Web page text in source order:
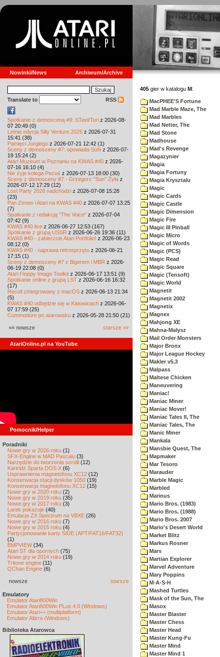
Nowinki/News Archiwum/Archive
Translate to RSS
Spotkanie z demosceną #9: STeel/Tori z 2026-08-
07 20:49 (0)
Letnia edycja Silly Venture 2026 z 2026-07-31
15:41 (38)
Pamięci Jurgiego z 2026-07-21 12:42 (1)
Sceny z demosceny #7: opowiada SuN z 2026-07-
19 15:24 (2)
Atari Muzeum w Poznaniu na KWAS #40 z 2026-
07-16 16:10 (4)
Nie żyje kolega Pecuś z 2026-07-13 18:00 (30)
Sceny z demosceny #7 - Grzegorz "Sun" Żyła z
2026-07-12 17:29 (12)
Lost Party 2026 nadchodzi z 2026-07-08 15:28
(23)
Pan Zenon i Atari na KWAS #40 z 2026-07-07 13:25
(7)
Spotkanie z redakcją "The Voice" z 2026-07-04
07:42 (9)
KWAS #40 live z 2026-06-27 12:53 (167)
Spotkanie z grupą USSR z 2026-06-26 19:36 (11)
KWAS #40 - zabierzcie Atari Portfolio! z 2026-06-23
08:12 (0)
KWAS #40 - naprawa retrosprzętu z 2026-06-21
17:15 (1)
Sceny z demosceny #7 z Bigerem i MBR z 2026-
06-19 22:08 (0)
Atari Floppy Image Toolkit z 2026-06-17 13:51 (9)
Spotkanie online z grupą LST z 2026-06-16 16:32
(17)
Recoil zintegrowany z macOS z 2026-06-13 21:34
(5)
KWAS #40 odbędzie się w Katowicach z 2026-06-
07 17:59 (25)
Commodore po atarowsku z 2026-05-28 21:50 (21)
«« nowsze starsze »»
AtariOnline.pl na YouTube
Pomocnik/Helper
Poradniki
Nowe gry w 2026 roku (1)
SFX-Engine w MAD Pascalu (3)
Narzędzie do tworzenia scrolli (12)
Kartridż Sparta DOS X (6)
Usprawnienia magnetofonu XC12 (12)
Konserwacja stacji dysków 1050 (19)
Konserwacja magnetofonu XC12 (15)
Nowe gry w 2020 roku (2)
Nowe gry w 2019 roku (35)
Nowe gry w 2017 roku (3)
Larek pokazuje (40)
Emulacja ZX Spectrum na VBXE (26)
Nowe gry w 2016 roku (7)
Nowe gry w 2015 roku (4)
Partycjonowanie karty SIDE (APT/FAT16/FAT32)
(1)
BMPVIEW(34)
Atari ST dla opornych (75)
Nowe gry w 2014 roku (19)
Tritone engine (11)
QChan Engine (6)
nowsze starsze
Emulatory
Emulator Atari800Win
Emulator Atari800Win PLus 4.0 (Windows)
Emulator Atari++ (multiplatform)
Emulator Altirra (Windows)
Biblioteka Atarowca
405 gier w katalogu M:
MacPHEE'S Fortune
Mad Marble Maze, The
Mad Marbles
Mad Netter, The
Mad Stone
Madhouse
Mad's Revenge
Magazynier
Magia
Magia Fortuny
Magia Krysztalu
Magic
Magic Cards
Magic Castle
Magic Dimension
Magic Fire
Magic III Pinball
Magic Micro
Magic of Words
Magic (PCS)
Magic Read
Magic Square
Magic (Tensoft)
Magic World
Magnetit
Magnetit 2002
Magnetix
Magnex
Mahjong XE
Mahna-Malysz
Mail Order Monsters
Major Bronx
Major League Hockey
Makler v5.3
Malpass
Maltese Chicken
Maneuvering
Maniac!
Maniac Miner
Maniac Mover!
Maniac Tales II, The
Maniac Tales, The
Manic Miner
Mankala
Mansbie Quest, The
Mapmaker
Mar Tesoro
Marauder
Marble Magic
Marbled
Marinus
Mario Bros. (1983)
Mario Bros. (1988)
Mario Bros. 2007
Mario's Desert World
Market Blitz
Markus Rosner
Mars
Martian Explorer
Marvel Adventure
Mary Poppins
M-A-S-H
Mashed Turtles
Mask of the Sun, The
Masox
Master Blaster
Master Chess
Master Head
Master Kung-Fu
Master Mind
Master Mind 1